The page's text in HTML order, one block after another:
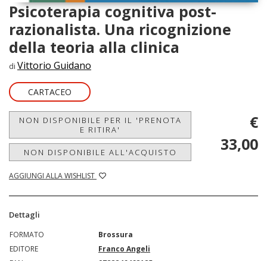
Psicoterapia cognitiva post-
razionalista. Una ricognizione
della teoria alla clinica
di Vittorio Guidano
CARTACEO
NON DISPONIBILE PER IL 'PRENOTA
E RITIRA'
NON DISPONIBILE ALL'ACQUISTO
AGGIUNGI ALLA WISHLIST
€
33,00
Dettagli
FORMATO
Brossura
EDITORE
Franco Angeli